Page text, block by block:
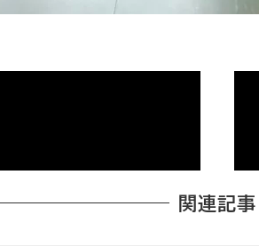
関連記事